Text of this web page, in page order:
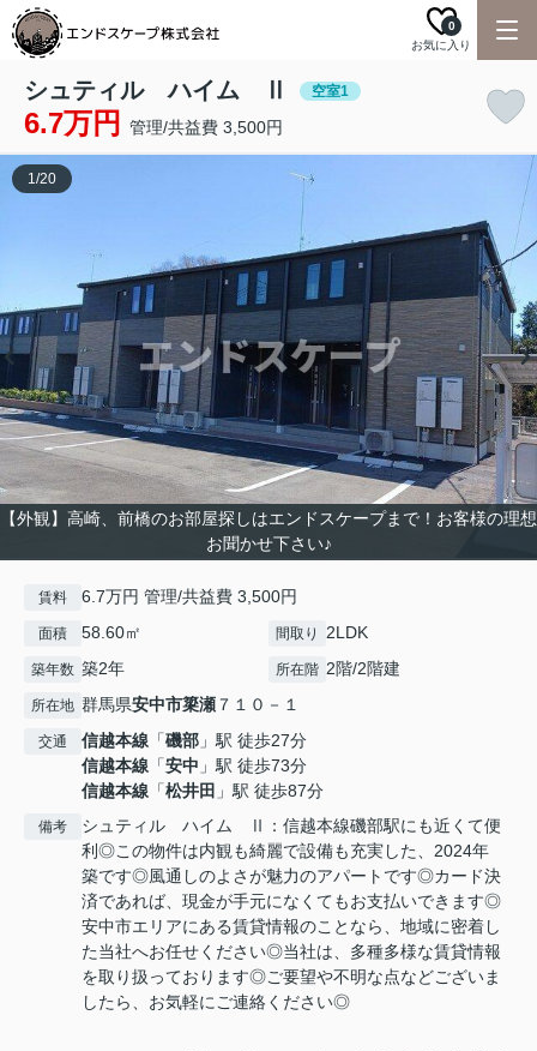
お気に入り
0
シュティル ハイム Ⅱ 空室1
6.7万円 管理/共益費 3,500円
【外観】高崎、前橋のお部屋探しはエンドスケープまで！お客様の理想
お聞かせ下さい♪
1/20
賃料 6.7万円 管理/共益費 3,500円
面積 58.60㎡ 間取り 2LDK
築年数 築2年 所在階 2階/2階建
所在地 群馬県安中市簗瀬 ７１０－１
交通 信越本線 「磯部 」駅 徒歩27分
信越本線 「安中 」駅 徒歩73分
信越本線 「松井田 」駅 徒歩87分
備考
シュティル ハイム Ⅱ：信越本線磯部駅にも近くて便
利◎この物件は内観も綺麗で設備も充実した、2024年
築です◎風通しのよさが魅力のアパートです◎カード決
済であれば、現金が手元になくてもお支払いできます◎
安中市エリアにある賃貸情報のことなら、地域に密着し
た当社へお任せください◎当社は、多種多様な賃貸情報
を取り扱っております◎ご要望や不明な点などございま
したら、お気軽にご連絡ください◎